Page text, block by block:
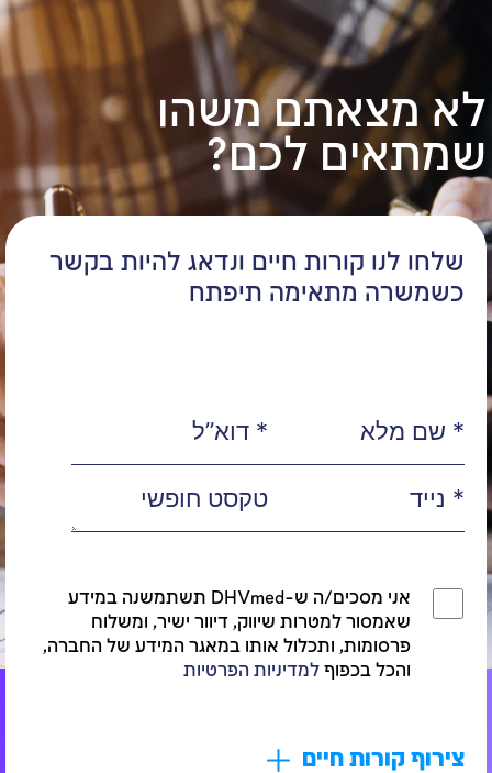
לא מצאתם משהו
שמתאים לכם?
שלחו לנו קורות חיים ונדאג להיות בקשר
כשמשרה מתאימה תיפתח
אני מסכים/ה ש-DHVmed תשתמשנה במידע
שאמסור למטרות שיווק, דיוור ישיר, ומשלוח
פרסומות, ותכלול אותו במאגר המידע של החברה,
והכל בכפוף למדיניות הפרטיות
צירוף קורות חיים